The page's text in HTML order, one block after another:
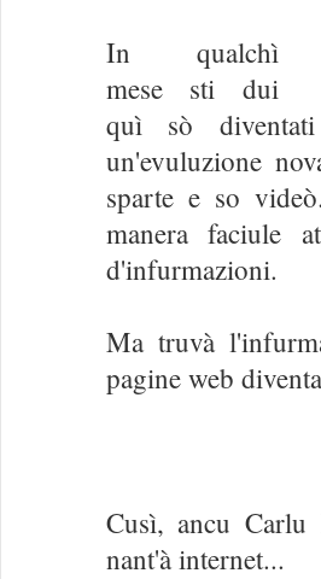
In qualchì
mese sti dui
quì sò
un'evuluzione
sparte e so
manera faciule
d'infurmazioni.
Ma truvà
pagine web
Cusì, ancu
nant'à internet...